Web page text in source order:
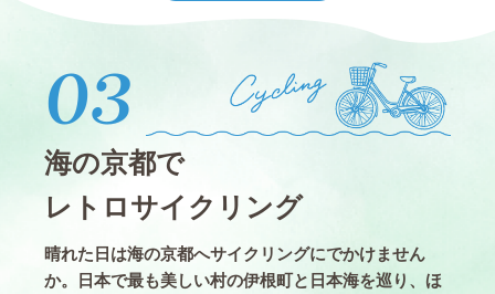
03
晴れた日は海の京都へサイクリングにでかけません
か。日本で最も美しい村の伊根町と日本海を巡り、ほ
海の京都で
レトロサイクリング